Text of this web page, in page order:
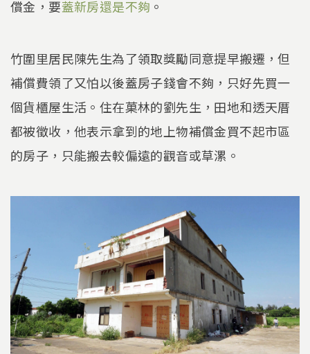
償金，要蓋新房還是不夠 。
竹圍里居民陳先生為了領取獎勵同意提早搬遷，但
補償費領了又怕以後蓋房子錢會不夠，只好先買一
個貨櫃屋生活。住在菓林的劉先生，田地和透天厝
都被徵收，他表示拿到的地上物補償金買不起市區
的房子，只能搬去較偏遠的觀音或草漯。